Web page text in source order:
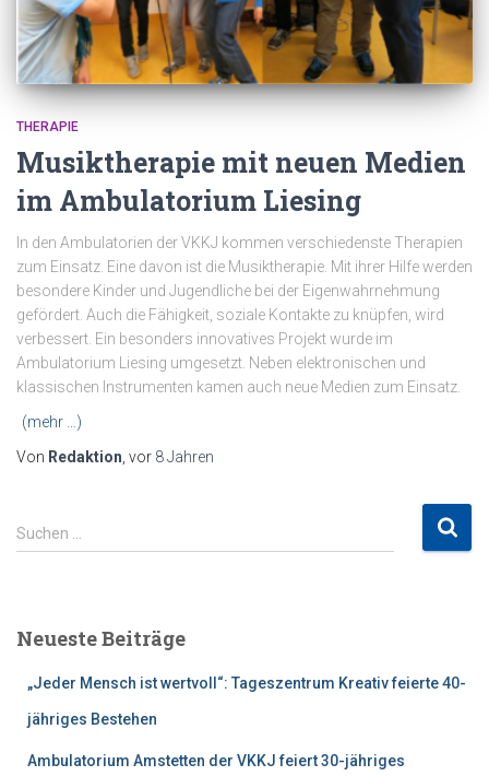
THERAPIE
Musiktherapie mit neuen Medien
im Ambulatorium Liesing
In den Ambulatorien der VKKJ kommen verschiedenste Therapien
zum Einsatz. Eine davon ist die Musiktherapie. Mit ihrer Hilfe werden
besondere Kinder und Jugendliche bei der Eigenwahrnehmung
gefördert. Auch die Fähigkeit, soziale Kontakte zu knüpfen, wird
verbessert. Ein besonders innovatives Projekt wurde im
Ambulatorium Liesing umgesetzt. Neben elektronischen und
klassischen Instrumenten kamen auch neue Medien zum Einsatz.
(mehr …)
Von Redaktion , vor 8 Jahren
S
u
n
Suchen …
Neueste Beiträge
„Jeder Mensch ist wertvoll“: Tageszentrum Kreativ feierte 40-
jähriges Bestehen
Ambulatorium Amstetten der VKKJ feiert 30-jähriges